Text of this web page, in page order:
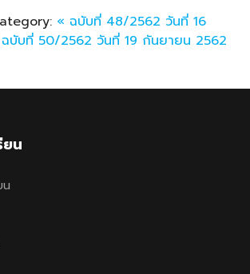
« ฉบับที่ 48/2562 วันที่ 16
ฉบับที่ 50/2562 วันที่ 19 กันยายน 2562
ยน
น